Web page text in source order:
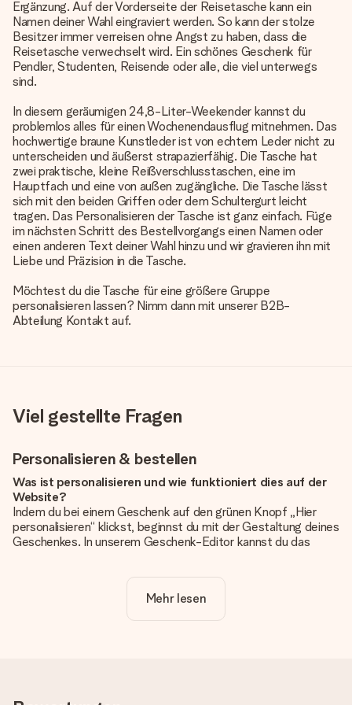
Ergänzung. Auf der Vorderseite der Reisetasche kann ein
Namen deiner Wahl eingraviert werden. So kann der stolze
Besitzer immer verreisen ohne Angst zu haben, dass die
Reisetasche verwechselt wird. Ein schönes Geschenk für
Pendler, Studenten, Reisende oder alle, die viel unterwegs
sind.
In diesem geräumigen 24,8-Liter-Weekender kannst du
problemlos alles für einen Wochenendausflug mitnehmen. Das
hochwertige braune Kunstleder ist von echtem Leder nicht zu
unterscheiden und äußerst strapazierfähig. Die Tasche hat
zwei praktische, kleine Reißverschlusstaschen, eine im
Hauptfach und eine von außen zugängliche. Die Tasche lässt
sich mit den beiden Griffen oder dem Schultergurt leicht
tragen. Das Personalisieren der Tasche ist ganz einfach. Füge
im nächsten Schritt des Bestellvorgangs einen Namen oder
einen anderen Text deiner Wahl hinzu und wir gravieren ihn mit
Liebe und Präzision in die Tasche.
Möchtest du die Tasche für eine größere Gruppe
personalisieren lassen? Nimm dann mit unserer B2B-
Abteilung Kontakt auf.
Viel gestellte Fragen
Personalisieren & bestellen
Was ist personalisieren und wie funktioniert dies auf der
Website?
Indem du bei einem Geschenk auf den grünen Knopf „Hier
personalisieren“ klickst, beginnst du mit der Gestaltung deines
Geschenkes. In unserem Geschenk-Editor kannst du das
noch eines unserer angebotenen Designs, um deinem
Geschenk die perfekte Ausstrahlung zu verleihen.
Mehr lesen